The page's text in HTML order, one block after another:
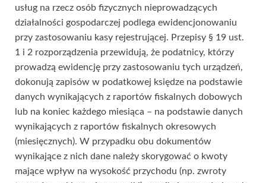
usług na rzecz osób fizycznych nieprowadzących
działalności gospodarczej podlega ewidencjonowaniu
przy zastosowaniu kasy rejestrującej. Przepisy § 19 ust.
1 i 2 rozporządzenia przewidują, że podatnicy, którzy
prowadzą ewidencję przy zastosowaniu tych urządzeń,
dokonują zapisów w podatkowej księdze na podstawie
danych wynikających z raportów fiskalnych dobowych
lub na koniec każdego miesiąca – na podstawie danych
wynikających z raportów fiskalnych okresowych
(miesięcznych). W przypadku obu dokumentów
wynikające z nich dane należy skorygować o kwoty
mające wpływ na wysokość przychodu (np. zwroty